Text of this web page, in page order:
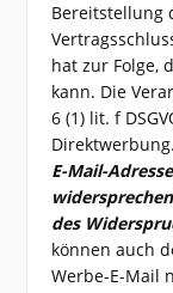
Bereitstellung
hat zur Folge,
kann. Die
6 (1) lit. f
E-Mail-
des
können auch
Werbe-E-Mail